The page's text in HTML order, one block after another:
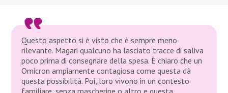
Questo aspetto si è visto che è sempre meno
rilevante. Magari qualcuno ha lasciato tracce di saliva
poco prima di consegnare della spesa. È chiaro che un
Omicron ampiamente contagiosa come questa dà
questa possibilità. Poi, loro vivono in un contesto
familiare, senza mascherine o altro e questa